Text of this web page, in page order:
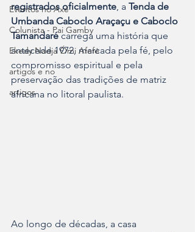
Eventos no Axé
Colunista - Pai Gamby
Ekedy Nadja Ómi Afefé
artigos e no
artigos
registrados oficialmente, a Tenda de
Umbanda Caboclo Araçaçu e Caboclo
Tamandaré carrega uma história que
antecede 1972, marcada pela fé, pelo
compromisso espiritual e pela
preservação das tradições de matriz
africana no litoral paulista.
Ao longo de décadas, a casa